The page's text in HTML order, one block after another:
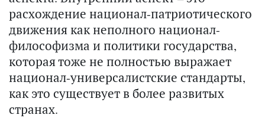
расхождение национал-патриотического
движения как неполного национал-
философизма и политики государства,
которая тоже не полностью выражает
национал-универсалистские стандарты,
как это существует в более развитых
странах.